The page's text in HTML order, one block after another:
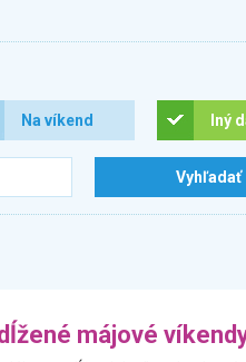
Na víkend Iný
májové